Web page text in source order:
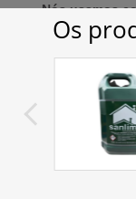
Nós usamos
seu
que
aprimorar
produtos. Ao
instalação